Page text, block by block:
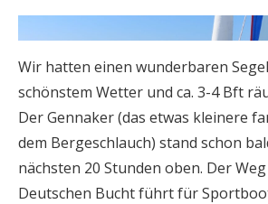
Wir hatten einen wunderbaren
schönstem Wetter und ca. 3-4 Bft
Der Gennaker (das etwas kleinere
dem Bergeschlauch) stand schon
nächsten 20 Stunden oben. Der
Deutschen Bucht führt für